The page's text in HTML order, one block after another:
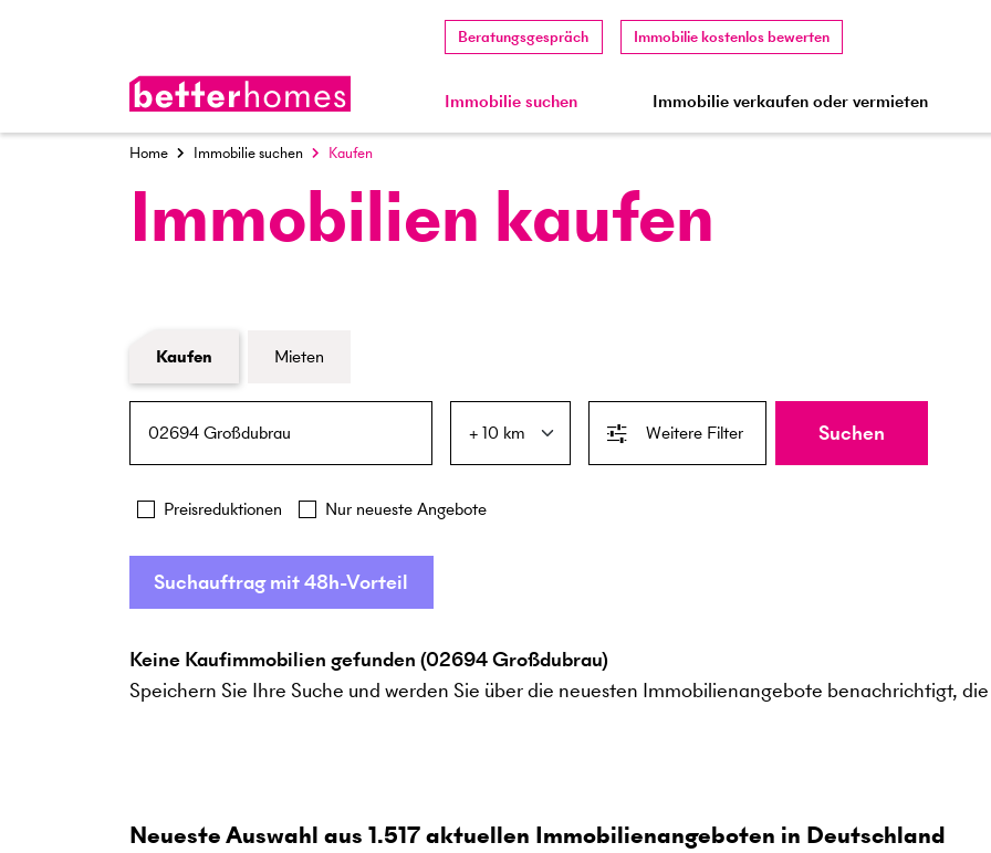
Beratungsgespräch Immobilie kostenlos bewerten
Immobilie suchen Immobilie verkaufen oder vermieten
Home Immobilie suchen Kaufen
Immobilien kaufen
Formular Immobiliensuche
Kaufen
Mieten
Weitere Filter
Preisreduktionen Nur neueste Angebote
Suchen
Suchauftrag mit 48h-Vorteil
Keine Kaufimmobilien gefunden (02694 Großdubrau)
Speichern Sie Ihre Suche und werden Sie über die neuesten Immobilienangebote benachrichtigt,
Neueste Auswahl aus 1.517aktuellen Immobilienangeboten in Deutschland